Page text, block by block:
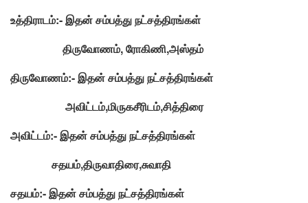
உத்திராடம்:- இதன் சம்பத்து நட்சத்திரங்கள்
திருவோணம், ரோகிணி,அஸ்தம்
திருவோணம்:- இதன் சம்பத்து நட்சத்திரங்கள்
அவிட்டம்,மிருகசீரிடம்,சித்திரை
அவிட்டம்:- இதன் சம்பத்து நட்சத்திரங்கள்
சதயம்,திருவாதிரை,சுவாதி
சதயம்:- இதன் சம்பத்து நட்சத்திரங்கள்